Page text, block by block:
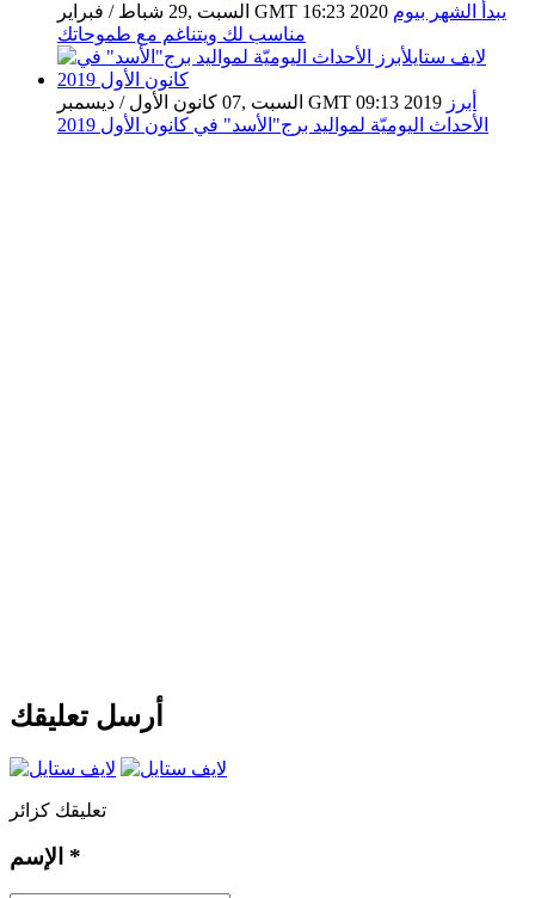
السبت ,29 شباط / فبراير GMT 16:23 2020 يبدأ الشهر بيوم
مناسب لك ويتناغم مع طموحاتك
السبت ,07 كانون الأول / ديسمبر GMT 09:13 2019 أبرز
الأحداث اليوميّة لمواليد برج"الأسد" في كانون الأول 2019
أرسل تعليقك
تعليقك كزائر
*